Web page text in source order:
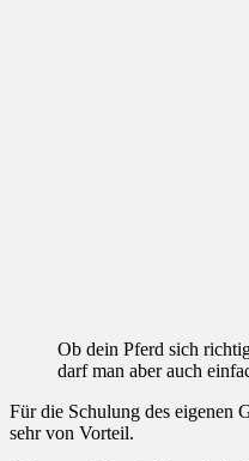
Ob dein Pferd sich
darf man aber auch
Für die Schulung des eigenen
sehr von Vorteil.